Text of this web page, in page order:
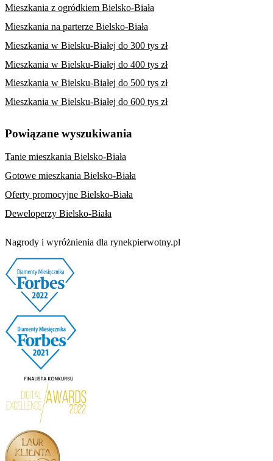
Mieszkania z ogródkiem Bielsko-Biała
Mieszkania na parterze Bielsko-Biała
Mieszkania w Bielsku-Białej do 300 tys zł
Mieszkania w Bielsku-Białej do 400 tys zł
Mieszkania w Bielsku-Białej do 500 tys zł
Mieszkania w Bielsku-Białej do 600 tys zł
Powiązane wyszukiwania
Tanie mieszkania Bielsko-Biała
Gotowe mieszkania Bielsko-Biała
Oferty promocyjne Bielsko-Biała
Deweloperzy Bielsko-Biała
Nagrody i wyróżnienia dla rynekpierwotny.pl